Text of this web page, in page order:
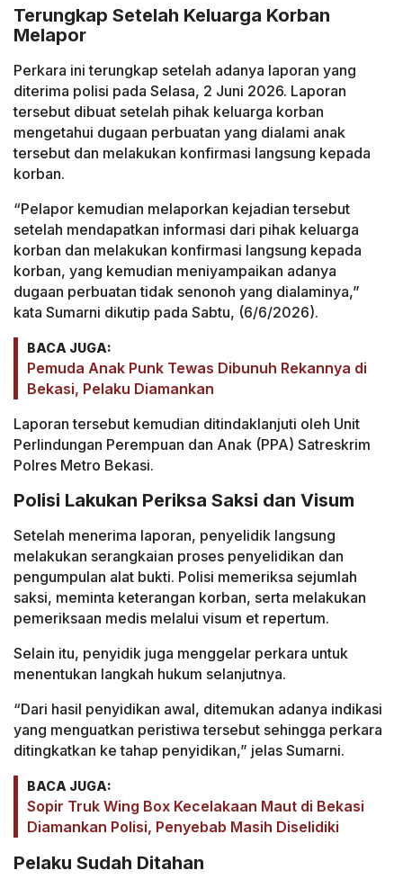
Terungkap Setelah Keluarga Korban
Melapor
Perkara ini terungkap setelah adanya laporan yang
diterima polisi pada Selasa, 2 Juni 2026. Laporan
tersebut dibuat setelah pihak keluarga korban
mengetahui dugaan perbuatan yang dialami anak
tersebut dan melakukan konfirmasi langsung kepada
korban.
“Pelapor kemudian melaporkan kejadian tersebut
setelah mendapatkan informasi dari pihak keluarga
korban dan melakukan konfirmasi langsung kepada
korban, yang kemudian meniyampaikan adanya
dugaan perbuatan tidak senonoh yang dialaminya,”
kata Sumarni dikutip pada Sabtu, (6/6/2026).
BACA JUGA:
Pemuda Anak Punk Tewas Dibunuh Rekannya di
Bekasi, Pelaku Diamankan
Laporan tersebut kemudian ditindaklanjuti oleh Unit
Perlindungan Perempuan dan Anak (PPA) Satreskrim
Polres Metro Bekasi.
Polisi Lakukan Periksa Saksi dan Visum
Setelah menerima laporan, penyelidik langsung
melakukan serangkaian proses penyelidikan dan
pengumpulan alat bukti. Polisi memeriksa sejumlah
saksi, meminta keterangan korban, serta melakukan
pemeriksaan medis melalui visum et repertum.
Selain itu, penyidik juga menggelar perkara untuk
menentukan langkah hukum selanjutnya.
“Dari hasil penyidikan awal, ditemukan adanya indikasi
yang menguatkan peristiwa tersebut sehingga perkara
ditingkatkan ke tahap penyidikan,” jelas Sumarni.
BACA JUGA:
Sopir Truk Wing Box Kecelakaan Maut di Bekasi
Diamankan Polisi, Penyebab Masih Diselidiki
Pelaku Sudah Ditahan